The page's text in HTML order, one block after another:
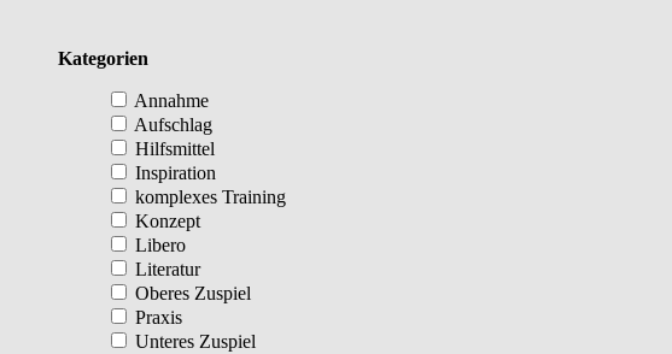
Kategorien
Annahme
Aufschlag
Hilfsmittel
Inspiration
komplexes Training
Konzept
Libero
Literatur
Oberes Zuspiel
Praxis
Unteres Zuspiel